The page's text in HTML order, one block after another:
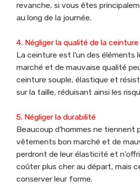
revanche, si vous êtes
au long de la journée.
4. Négliger la qualité de la ceinture
La ceinture est l'un des éléments
marché et de mauvaise qualité
ceinture souple, élastique et
sur la taille, réduisant ainsi les
5. Négliger la durabilité
Beaucoup d'hommes ne tiennent
vêtements bon marché et de
perdront de leur élasticité et
coûter plus cher au départ, mais
conserver leur forme.